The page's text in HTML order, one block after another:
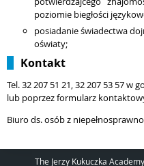
poziomie biegłości
posiadanie świadectwa
oświaty;
Kontakt
Tel.32 207 51 21, 32 207 53 57 w
lub poprzez formularz
Biuro ds. osób z
The Jerzy Kukuczka